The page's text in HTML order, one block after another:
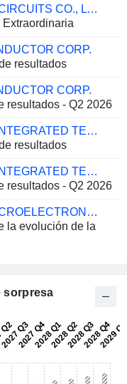
DIOO MICROCIRCUITS CO., LTD. JIANGSU
CORP.
resultados
CORP.
resultados - Q2 2026
FITIPOWER INTEGRATED TECHNOLOGY INC.
resultados
FITIPOWER INTEGRATED TECHNOLOGY INC.
resultados - Q2 2026
NOVATEK MICROELECTRONICS CORP.
la evolución de la
sorpresa